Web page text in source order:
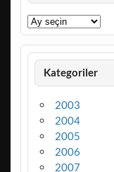
Arşivler
Kategoriler
2003
2004
2005
2006
2007